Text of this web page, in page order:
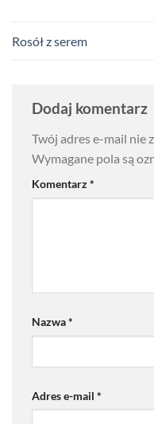
Rosół z serem
Dodaj komentarz
Twój adres e-mail nie
Wymagane pola są
Komentarz*
Nazwa*
Adres e-mail *